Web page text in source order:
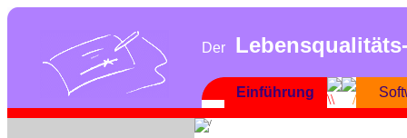
Der
Einführung